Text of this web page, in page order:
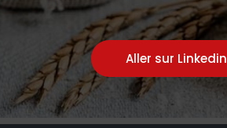
Aller sur Linkedin